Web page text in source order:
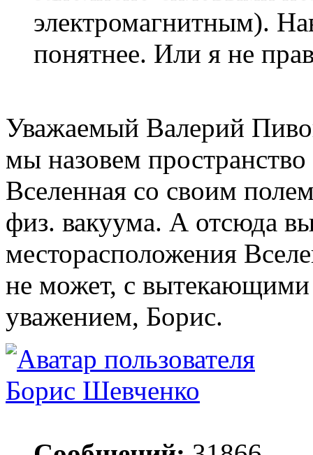
электромагнитным).
понятнее. Или я не
Уважаемый Валерий
мы назовем
Вселенная со своим
физ. вакуума. А отсюда
месторасположения
не может, с
уважением, Борис.
Борис Шевченко